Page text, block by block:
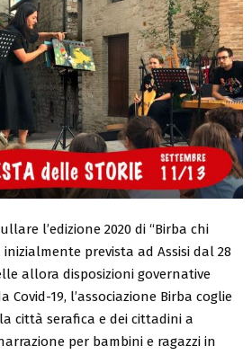
l’edizione 2020 di “Birba chi
inizialmente prevista ad Assisi dal 28
allora disposizioni governative
Covid-19, l’associazione Birba coglie
città serafica e dei cittadini a
per bambini e ragazzi in